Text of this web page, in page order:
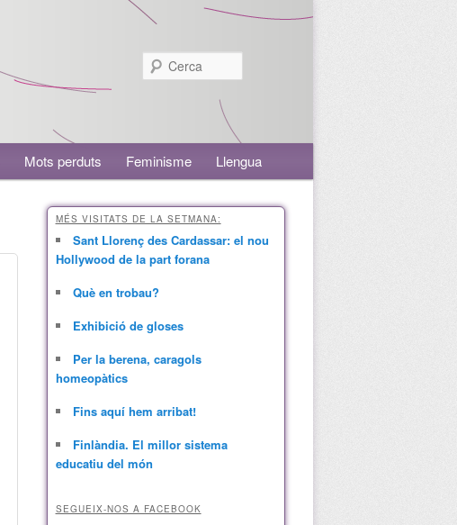
Mots perduts Feminisme Llengua
MÉS VISITATS DE LA SETMANA:
Sant Llorenç des Cardassar: el nou
Hollywood de la part forana
Què en trobau?
Exhibició de gloses
Per la berena, caragols
homeopàtics
Fins aquí hem arribat!
Finlàndia. El millor sistema
educatiu del món
SEGUEIX-NOS A FACEBOOK